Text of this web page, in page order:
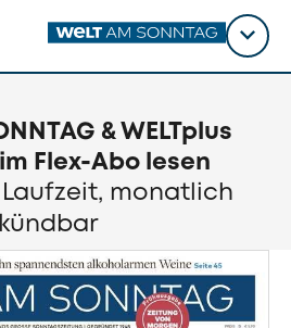
Titel
& WELTplus
Flex-Abo lesen
monatlich
kündbar